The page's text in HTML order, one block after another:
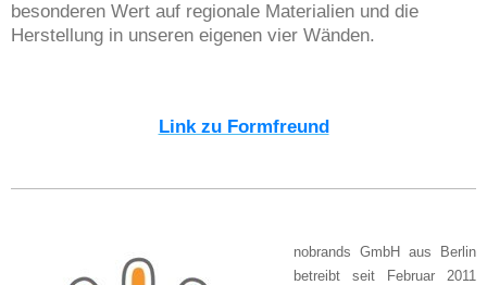
besonderen Wert auf regionale Materialien und die
Herstellung in unseren eigenen vier Wänden.
Link zu Formfreund
nobrands GmbH aus Berlin
betreibt seit Februar 2011